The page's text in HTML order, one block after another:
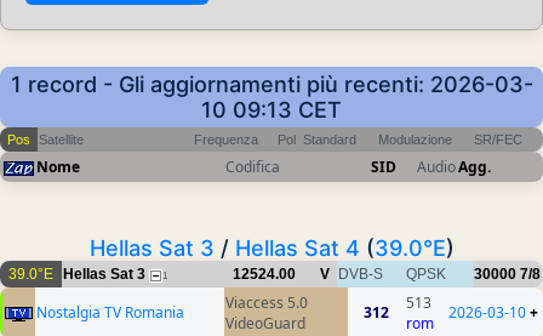
1 record - Gli aggiornamenti più recenti: 2026-03-
10 09:13 CET
Pos Satellite Frequenza Pol Standard Modulazione SR/FEC
Nome Codifica SID AudioAgg.
Hellas Sat 3 / Hellas Sat 4 (39.0°E)
39.0°E Hellas Sat 3 1 12524.00 V DVB-S QPSK 30000 7/8
Nostalgia TV Romania
Viaccess 5.0
VideoGuard
312
513
rom
2026-03-10+